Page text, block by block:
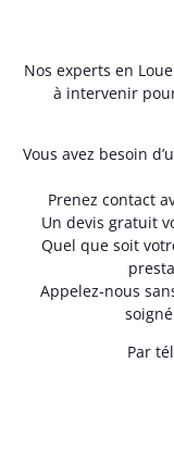
Nos experts en
à intervenir
Vous avez besoin
Prenez contact
Un devis gratuit
Quel que soit
Appelez-nous
Par